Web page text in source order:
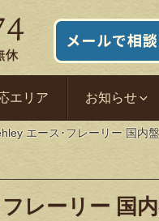
エリア お知らせ
エース･フレーリー 国内
レーリー 国